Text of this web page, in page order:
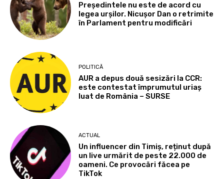
Președintele nu este de acord cu
legea urșilor. Nicușor Dan o retrimite
în Parlament pentru modificări
POLITICĂ
AUR a depus două sesizări la CCR:
este contestat împrumutul uriaș
luat de România – SURSE
ACTUAL
Un influencer din Timiș, reținut după
un live urmărit de peste 22.000 de
oameni. Ce provocări făcea pe
TikTok